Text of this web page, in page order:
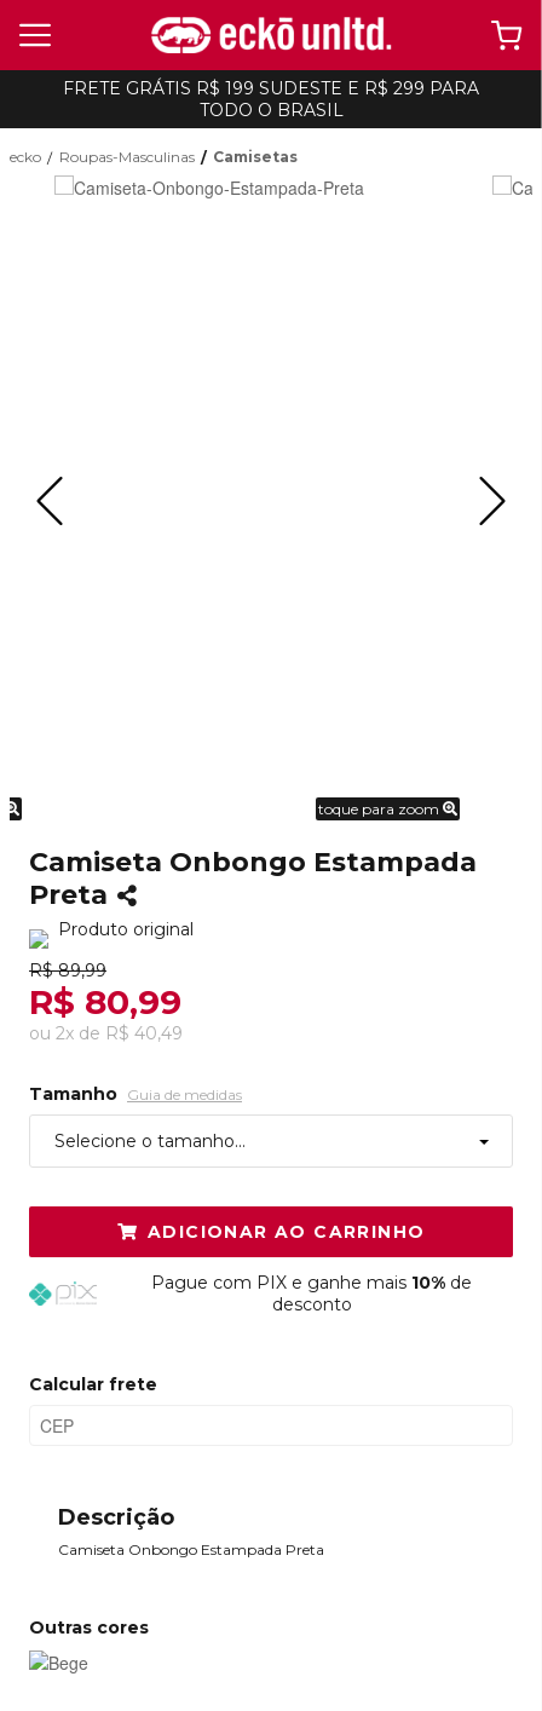
FRETE GRÁTIS R$ 199 SUDESTE E R$ 299 PARA
TODO O BRASIL
ecko Roupas-Masculinas Camisetas
toque para zoom
Camiseta Onbongo Estampada
Preta
Produto original
R$ 89,99
R$ 80,99
ou 2x de R$ 40,49
Tamanho Guia de medidas
Selecione o tamanho...
ADICIONAR AO CARRINHO
Pague com PIX e ganhe mais 10% de
desconto
Calcular frete
Descrição
Camiseta Onbongo Estampada Preta
Outras cores